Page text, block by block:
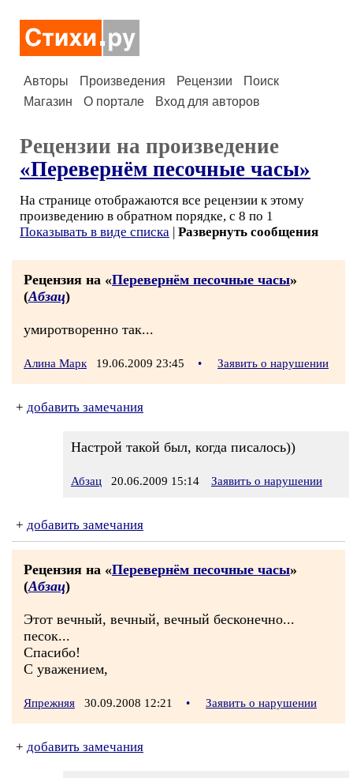
Авторы Произведения Рецензии
Поиск
Магазин
О портале Вход для авторов
Рецензии на произведение
«Перевернём песочные часы»
На странице отображаются все рецензии к этому
произведению в обратном порядке, с 8 по 1
Показывать в виде списка | Развернуть сообщения
Рецензия на «Перевернём песочные часы»
(Абзац)
умиротворенно так...
Алина Марк 19.06.2009 23:45 • Заявить о нарушении
+ добавить замечания
Настрой такой был, когда писалось))
Абзац 20.06.2009 15:14 Заявить о нарушении
+ добавить замечания
Рецензия на «Перевернём песочные часы»
(Абзац)
Этот вечный, вечный, вечный бесконечно...
песок...
Спасибо!
С уважением,
Япрежняя 30.09.2008 12:21 • Заявить о нарушении
+ добавить замечания